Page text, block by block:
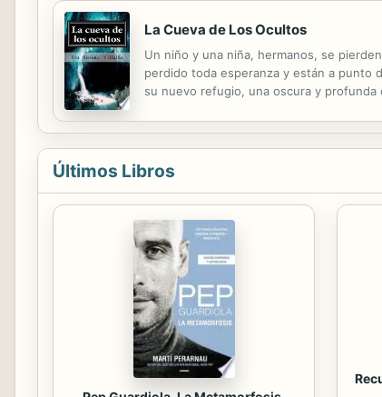
La Cueva de Los Ocultos
Un niño y una niña, hermanos, se
perdido toda esperanza y están a punto
su nuevo refugio, una oscura y
Últimos Libros